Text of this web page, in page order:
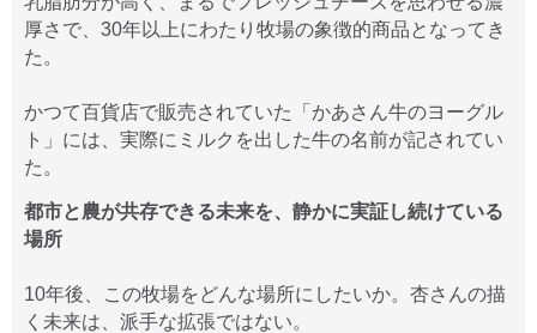
厚さで、30年以上にわたり牧場の象徴的商品となってき
た。
かつて百貨店で販売されていた「かあさん牛のヨーグル
ト」には、実際にミルクを出した牛の名前が記されてい
た。
都市と農が共存できる未来を、静かに実証し続けている
場所
10年後、この牧場をどんな場所にしたいか。杏さんの描
く未来は、派手な拡張ではない。